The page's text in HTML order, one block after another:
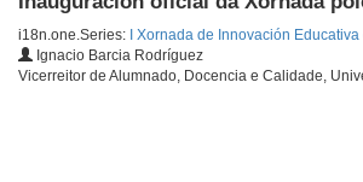
i18n.one.Series:
I Xornada de Innovación
Ignacio Barcia Rodríguez
Vicerreitor de Alumnado, Docencia e Calidade,